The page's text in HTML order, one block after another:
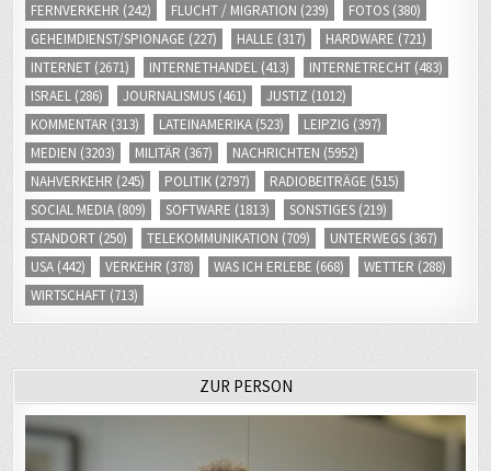
FERNVERKEHR (242) FLUCHT / MIGRATION (239) FOTOS (380)
GEHEIMDIENST/SPIONAGE (227) HALLE (317) HARDWARE (721)
INTERNET (2671) INTERNETHANDEL (413) INTERNETRECHT (483)
ISRAEL (286) JOURNALISMUS (461) JUSTIZ (1012)
KOMMENTAR (313) LATEINAMERIKA (523) LEIPZIG (397)
MEDIEN (3203) MILITÄR (367) NACHRICHTEN (5952)
NAHVERKEHR (245) POLITIK (2797) RADIOBEITRÄGE (515)
SOCIAL MEDIA (809) SOFTWARE (1813) SONSTIGES (219)
STANDORT (250) TELEKOMMUNIKATION (709) UNTERWEGS (367)
USA (442) VERKEHR (378) WAS ICH ERLEBE (668) WETTER (288)
WIRTSCHAFT (713)
ZUR PERSON